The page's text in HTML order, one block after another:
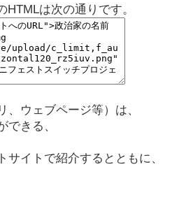
は次の通りです。
ウェブページ等）は、
きる、
イトで紹介するとともに、